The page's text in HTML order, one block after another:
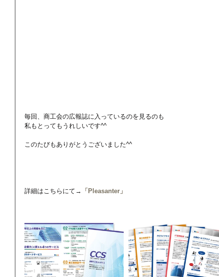
毎回、商工会の広報誌に入っているのを見るのも
私もとってもうれしいです^^
このたびもありがとうございました^^
詳細はこちらにて→ 「Pleasanter」